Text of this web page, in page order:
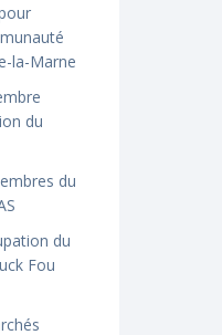
la-Marne
du
du
du
Fou